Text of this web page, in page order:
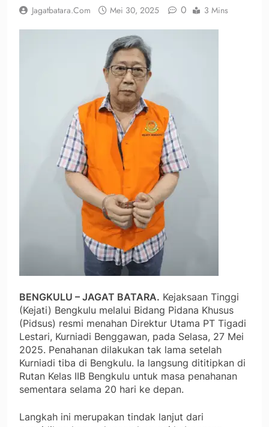
Jagatbatara.com Mei 30, 2025 0 3 Mins
BENGKULU – JAGAT BATARA. Kejaksaan Tinggi
(Kejati) Bengkulu melalui Bidang Pidana Khusus
(Pidsus) resmi menahan Direktur Utama PT Tigadi
Lestari, Kurniadi Benggawan, pada Selasa, 27 Mei
2025. Penahanan dilakukan tak lama setelah
Kurniadi tiba di Bengkulu. Ia langsung dititipkan di
Rutan Kelas IIB Bengkulu untuk masa penahanan
sementara selama 20 hari ke depan.
Langkah ini merupakan tindak lanjut dari